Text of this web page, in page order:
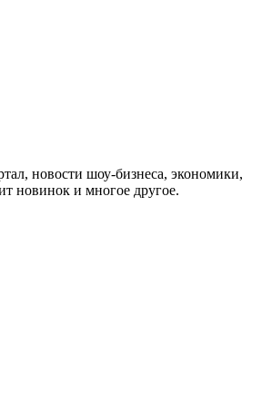
новости шоу-бизнеса, экономики,
новинок и многое другое.